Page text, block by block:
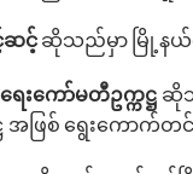
ဆင့် ဆိုသည်မှာ မြို့နယ်‌
း‌ကော်မတီဥက္ကဋ္ဌ ဆို
အဖြစ် ‌ရွေး‌ကောက်